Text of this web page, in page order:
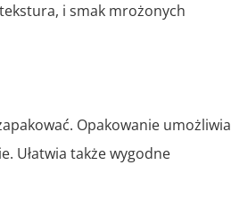
i smak mrożonych
Opakowanie umożliwia
Ułatwia także wygodne